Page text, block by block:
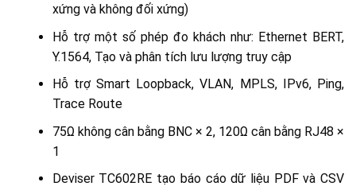
xứng và không đối xứng)
Hỗ trợ một số phép đo khách như: Ethernet BERT,
Y.1564, Tạo và phân tích lưu lượng truy cập
Hỗ trợ Smart Loopback, VLAN, MPLS, IPv6, Ping,
Trace Route
75Ω không cân bằng BNC × 2, 120Ω cân bằng RJ48 ×
1
Deviser TC602RE tạo báo cáo dữ liệu PDF và CSV